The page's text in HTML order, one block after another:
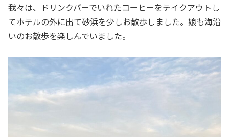
我々は、ドリンクバーでいれたコーヒーをテイクアウトし
てホテルの外に出て砂浜を少しお散歩しました。娘も海沿
いのお散歩を楽しんでいました。